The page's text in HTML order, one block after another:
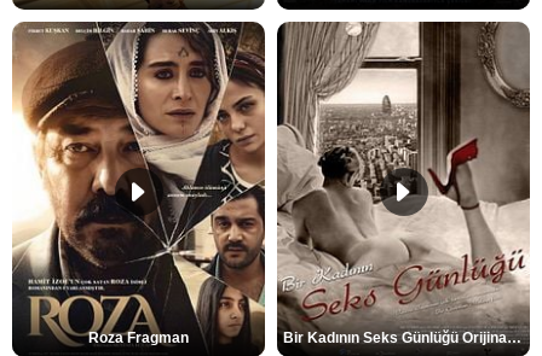
Roza Fragman Bir Kadının Seks Günlüğü Orijinal Fragman